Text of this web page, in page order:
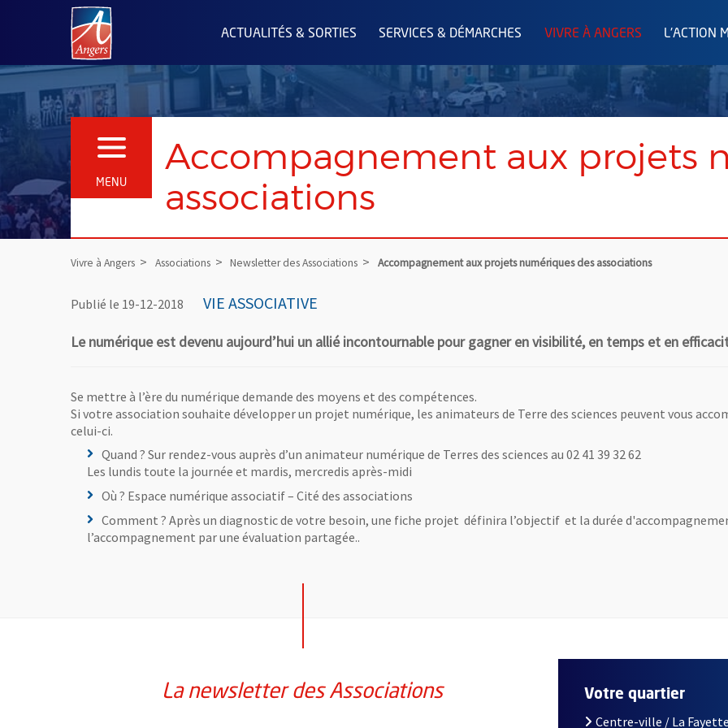
Angers.fr : Retour à l'accueil
ACTUALITÉS & SORTIES SERVICES & DÉMARCHES VIVRE À ANGERS L'ACTION
MENU
OUVRIR LE MENU
Accompagnement aux projets
associations
Vivre à Angers Associations Newsletter des Associations Accompagnement aux projets numériques des associations
Publié le 19-12-2018 VIE ASSOCIATIVE
Le numérique est devenu aujourd’hui un allié incontournable pour gagner en visibilité, en temps et en
Se mettre à l’ère du numérique demande des moyens et des compétences.
Si votre association souhaite développer un projet numérique, les animateurs de Terre des sciences peuvent vous
celui-ci.
Quand ? Sur rendez-vous auprès d’un animateur numérique de Terres des sciences au 02 41 39 32 62
Les lundis toute la journée et mardis, mercredis après-midi
Où ? Espace numérique associatif – Cité des associations
Comment ? Après un diagnostic de votre besoin, une fiche projet définira l’objectif et la durée
l’accompagnement par une évaluation partagée..
La newsletter des Associations Votre quartier
Centre-ville / La